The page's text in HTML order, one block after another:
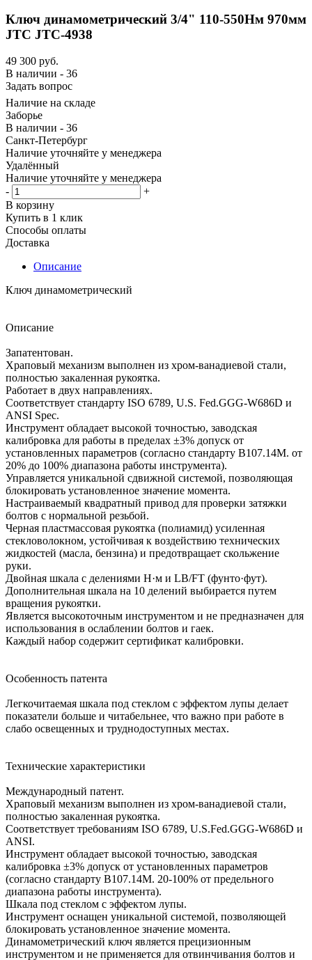
Ключ динамометрический 3/4" 110-550Нм 970мм
JTC JTC-4938
49 300 руб.
В наличии - 36
Задать вопрос
Наличие на складе
Заборье
В наличии - 36
Санкт-Петербург
Наличие уточняйте у менеджера
Удалённый
Наличие уточняйте у менеджера
-
+
В корзину
Купить в 1 клик
Способы оплаты
Доставка
Описание
Ключ динамометрический
Описание
Запатентован.
Храповый механизм выполнен из хром-ванадиевой стали,
полностью закаленная рукоятка.
Работает в двух направлениях.
Соответствует стандарту ISO 6789, U.S. Fed.GGG-W686D и
ANSI Spec.
Инструмент обладает высокой точностью, заводская
калибровка для работы в пределах ±3% допуск от
установленных параметров (согласно стандарту В107.14М. от
20% до 100% диапазона работы инструмента).
Управляется уникальной сдвижной системой, позволяющая
блокировать установленное значение момента.
Настраиваемый квадратный привод для проверки затяжки
болтов с нормальной резьбой.
Черная пластмассовая рукоятка (полиамид) усиленная
стекловолокном, устойчивая к воздействию технических
жидкостей (масла, бензина) и предотвращает скольжение
руки.
Двойная шкала с делениями Н·м и LB/FT (фунто·фут).
Дополнительная шкала на 10 делений выбирается путем
вращения рукоятки.
Является высокоточным инструментом и не предназначен для
использования в ослаблении болтов и гаек.
Каждый набор содержит сертификат калибровки.
Особенность патента
Легкочитаемая шкала под стеклом с эффектом лупы делает
показатели больше и читабельнее, что важно при работе в
слабо освещенных и труднодоступных местах.
Технические характеристики
Международный патент.
Храповый механизм выполнен из хром-ванадиевой стали,
полностью закаленная рукоятка.
Соответствует требованиям ISO 6789, U.S.Fed.GGG-W686D и
ANSI.
Инструмент обладает высокой точностью, заводская
калибровка ±3% допуск от установленных параметров
(согласно стандарту В107.14М. 20-100% от предельного
диапазона работы инструмента).
Шкала под стеклом с эффектом лупы.
Инструмент оснащен уникальной системой, позволяющей
блокировать установленное значение момента.
Динамометрический ключ является прецизионным
инструментом и не применяется для отвинчивания болтов и